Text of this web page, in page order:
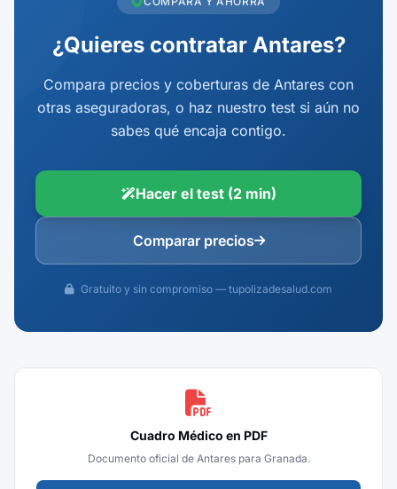
¿Quieres contratar Antares?
Compara precios y coberturas de Antares con
otras aseguradoras, o haz nuestro test si aún no
sabes qué encaja contigo.
Hacer el test (2 min)
Comparar precios
Gratuito y sin compromiso — tupolizadesalud.com
Cuadro Médico en PDF
Documento oficial de Antares para Granada.